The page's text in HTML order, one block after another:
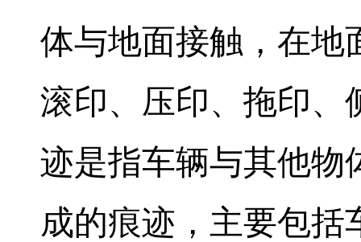
体与地面接触，在地
滚印、压印、拖印、
迹是指车辆与其他物
成的痕迹，主要包括